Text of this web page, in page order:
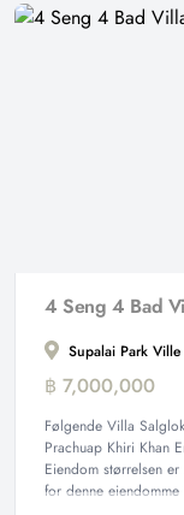
4 Seng 4 Bad
Supalai Park
฿ 7,000,000
Følgende Villa
Prachuap Khiri Khan
Eiendom størrelsen
for denne